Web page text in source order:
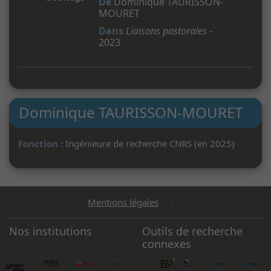
Dominique TAURISSON-MOURET
Fonction : Ingénieure de recherche CNRS (en 2025)
MOURET
Dans Liaisons pastorales -
2023
Mentions légales
Nos institutions
Outils de recherche
connexes